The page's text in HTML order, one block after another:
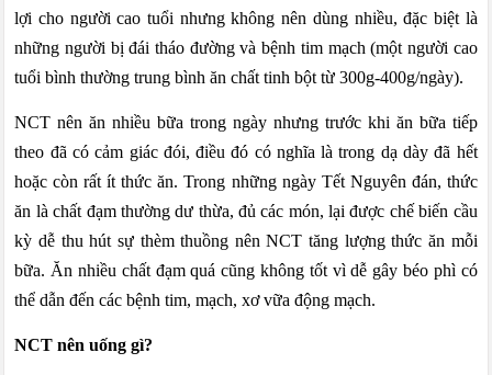
lợi cho người cao tuổi nhưng không nên dùng nhiều, đặc biệt là
những người bị đái tháo đường và bệnh tim mạch (một người cao
tuổi bình thường trung bình ăn chất tinh bột từ 300g-400g/ngày).
NCT nên ăn nhiều bữa trong ngày nhưng trước khi ăn bữa tiếp
theo đã có cảm giác đói, điều đó có nghĩa là trong dạ dày đã hết
hoặc còn rất ít thức ăn. Trong những ngày Tết Nguyên đán, thức
ăn là chất đạm thường dư thừa, đủ các món, lại được chế biến cầu
kỳ dễ thu hút sự thèm thuồng nên NCT tăng lượng thức ăn mỗi
bữa. Ăn nhiều chất đạm quá cũng không tốt vì dễ gây béo phì có
thể dẫn đến các bệnh tim, mạch, xơ vữa động mạch.
NCT nên uống gì?